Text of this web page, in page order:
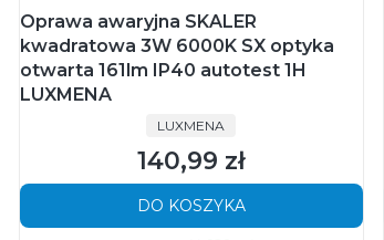
Oprawa awaryjna SKALER
kwadratowa 3W 6000K SX optyka
otwarta 161lm IP40 autotest 1H
LUXMENA
PRODUCENT
LUXMENA
Cena
140,99 zł
DO KOSZYKA